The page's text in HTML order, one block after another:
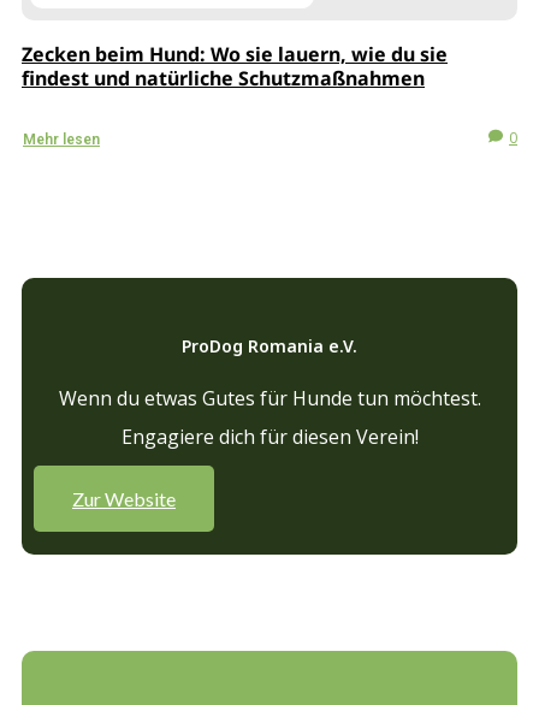
Zecken beim Hund: Wo sie lauern, wie du sie
findest und natürliche Schutzmaßnahmen
Mehr lesen 0
ProDog Romania e.V.
Wenn du etwas Gutes für Hunde tun möchtest.
Engagiere dich für diesen Verein!
Zur Website